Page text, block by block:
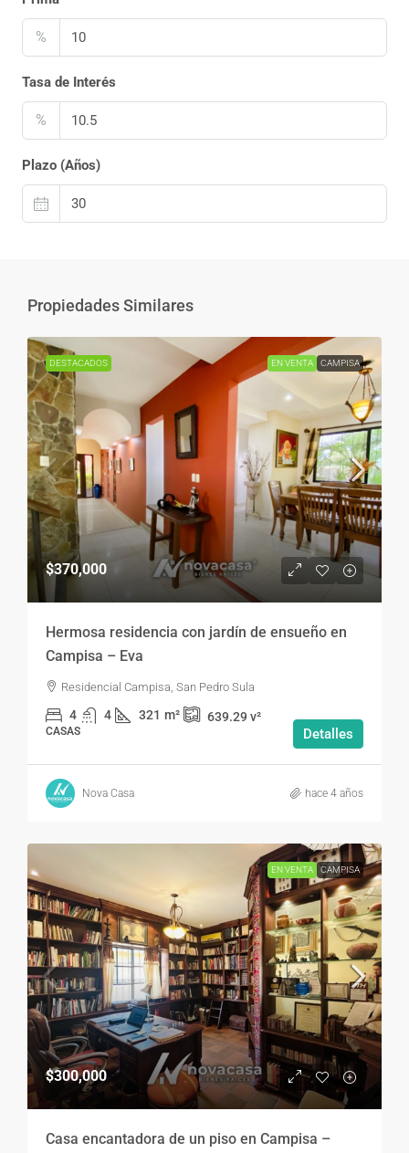
%
Tasa de Interés
%
Plazo (Años)
Propiedades Similares
DESTACADOS EN VENTA CAMPISA
$370,000
Hermosa residencia con jardín de ensueño en
Campisa – Eva
Residencial Campisa, San Pedro Sula
4 4 321 m² 639.29 v²
CASAS Detalles
Nova Casa hace 4 años
EN VENTA CAMPISA
$300,000
Casa encantadora de un piso en Campisa –